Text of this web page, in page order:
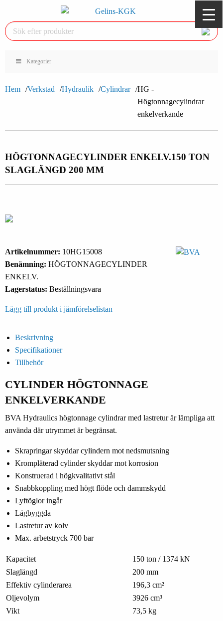
Kategorier
Hem Verkstad Hydraulik Cylindrar
HG -
Högtonnagecylindrar
enkelverkande
HÖGTONNAGECYLINDER ENKELV.150 TON
SLAGLÄNGD 200 MM
Artikelnummer: 10HG15008
Benämning: HÖGTONNAGECYLINDER
ENKELV.
Lagerstatus: Beställningsvara
Lägg till produkt i jämförelselistan
Beskrivning
Specifikationer
Tillbehör
CYLINDER HÖGTONNAGE
ENKELVERKANDE
BVA Hydraulics högtonnage cylindrar med lastretur är lämpliga att
använda där utrymmet är begränsat.
Skrapringar skyddar cylindern mot nedsmutsning
Krompläterad cylinder skyddar mot korrosion
Konstruerad i högkvalitativt stål
Snabbkoppling med högt flöde och dammskydd
Lyftöglor ingår
Lågbyggda
Lastretur av kolv
Max. arbetstryck 700 bar
Kapacitet
150 ton / 1374 kN
Slaglängd
200 mm
Effektiv cylinderarea
196,3 cm²
Oljevolym
3926 cm³
Vikt
73,5 kg